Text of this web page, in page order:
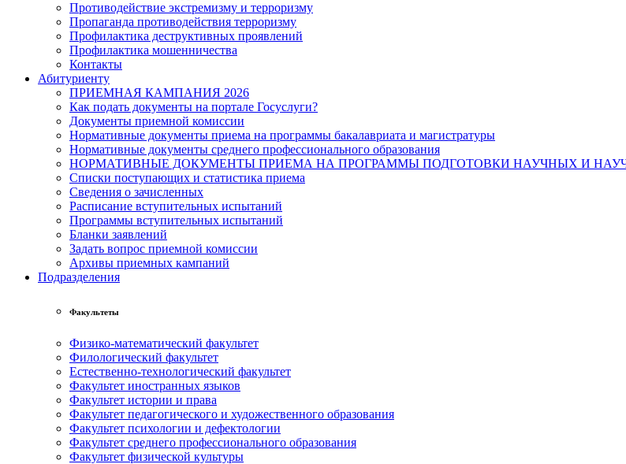
Противодействие экстремизму и терроризму
Пропаганда противодействия терроризму
Профилактика деструктивных проявлений
Профилактика мошенничества
Контакты
Абитуриенту
ПРИЕМНАЯ КАМПАНИЯ 2026
Как подать документы на портале Госуслуги?
Документы приемной комиссии
Нормативные документы приема на программы бакалавриата и магистратуры
Нормативные документы среднего профессионального образования
НОРМАТИВНЫЕ ДОКУМЕНТЫ ПРИЕМА НА ПРОГРАММЫ ПОДГОТОВКИ НАУЧНЫХ И
Списки поступающих и статистика приема
Сведения о зачисленных
Расписание вступительных испытаний
Программы вступительных испытаний
Бланки заявлений
Задать вопрос приемной комиссии
Архивы приемных кампаний
Подразделения
Факультеты
Физико-математический факультет
Филологический факультет
Естественно-технологический факультет
Факультет иностранных языков
Факультет истории и права
Факультет педагогического и художественного образования
Факультет психологии и дефектологии
Факультет среднего профессионального образования
Факультет физической культуры